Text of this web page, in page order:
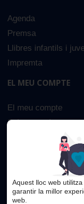
Agenda
Premsa
Llibres infantils i
Impremta
EL MEU COMPTE
El meu compte
Sobre nosaltres
Cerca Avançada
Copyright
Aquest lloc web
garantir la millor
web.